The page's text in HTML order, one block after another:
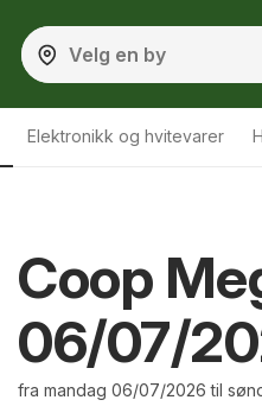
Elektronikk og hvitevarer
Coop
06/07/
fra mandag 06/07/2026 til